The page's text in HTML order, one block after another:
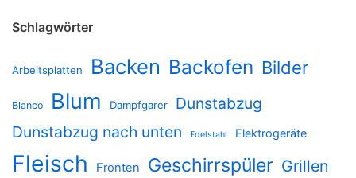
Schlagwörter
Arbeitsplatten Backen Backofen Bilder
Blanco Blum Dampfgarer
Dunstabzug
Dunstabzug nach unten
Edelstahl Elektrogeräte
Fleisch Fronten Geschirrspüler Grillen